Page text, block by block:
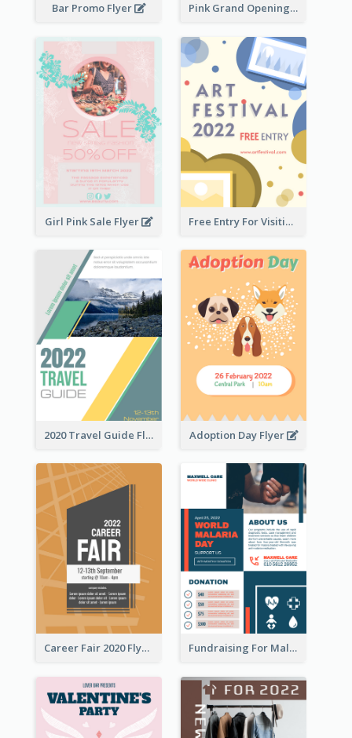
Bar Promo Flyer Pink Grand Opening Flyer
Girl Pink Sale Flyer Free Entry For Visiting Art Fest Flyer
2020 Travel Guide Flyer Adoption Day Flyer
Career Fair 2020 Flyer Fundraising For Malaria Flyer Design